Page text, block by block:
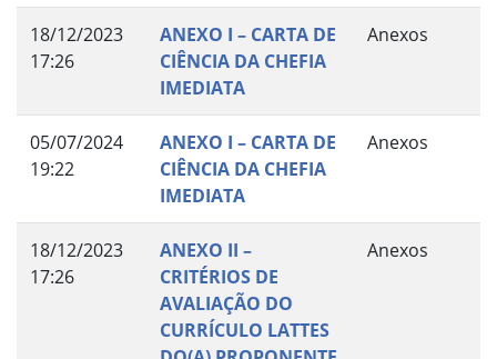
18/12/2023
17:26
ANEXO I – CARTA DE
CIÊNCIA DA CHEFIA
IMEDIATA
Anexos
05/07/2024
19:22
ANEXO I – CARTA DE
CIÊNCIA DA CHEFIA
IMEDIATA
Anexos
18/12/2023
17:26
ANEXO II –
CRITÉRIOS DE
AVALIAÇÃO DO
CURRÍCULO LATTES
Anexos